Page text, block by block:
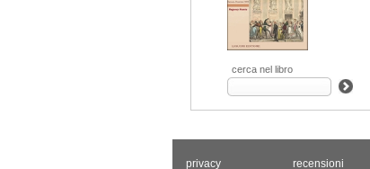
cerca nel libro
privacy recensioni